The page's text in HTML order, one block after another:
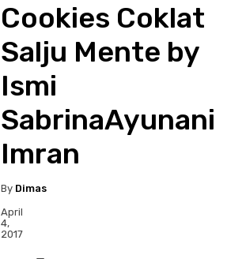
Cookies Coklat
Salju Mente by
Ismi
SabrinaAyunani
Imran
By Dimas
April
4,
2017